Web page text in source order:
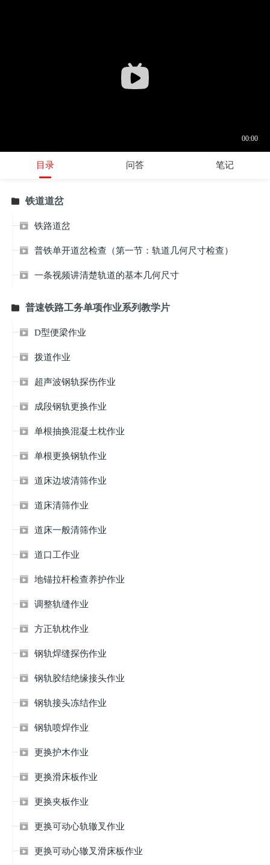
目录 问答 笔记
 铁道道岔
 铁路道岔
 普铁单开道岔检查（第一节：轨道几何尺寸检查）
 一条视频讲清楚轨道的基本几何尺寸
 普速铁路工务单项作业系列教学片
 D型便梁作业
 拨道作业
 超声波钢轨探伤作业
 成段钢轨更换作业
 单根抽换混凝土枕作业
 单根更换钢轨作业
 道床边坡清筛作业
 道床清筛作业
 道床一般清筛作业
 道口工作业
 地锚拉杆检查养护作业
 调整轨缝作业
 方正轨枕作业
 钢轨焊缝探伤作业
 钢轨胶结绝缘接头作业
 钢轨接头冻结作业
 钢轨喷焊作业
 更换护木作业
 更换滑床板作业
 更换夹板作业
 更换可动心轨辙叉作业
 更换可动心辙叉滑床板作业